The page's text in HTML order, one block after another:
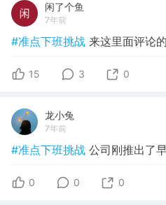
闲了个鱼
7年前
#准点下班挑战 来这里面评论
15 3 0
龙小兔
7年前
#准点下班挑战 公司刚推出了
0 0 0